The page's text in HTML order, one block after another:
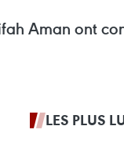
Aman ont
LES PLUS